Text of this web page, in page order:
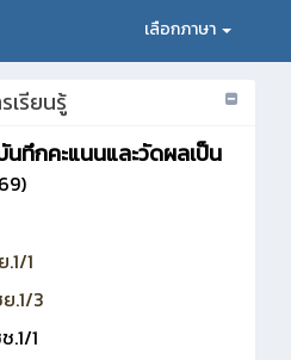
เลือกภาษา
เรียนรู้
นทึกคะแนนและวัดผลเป็น
1
.1/3
1